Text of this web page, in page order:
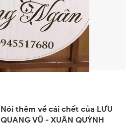
Nói thêm về cái chết của LƯU
QUANG VŨ - XUÂN QUỲNH